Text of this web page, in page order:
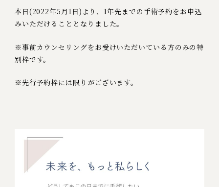
本日(2022年5月1日)より、1年先までの手術予約をお申込
みいただけることとなりました。
※事前カウンセリングをお受けいただいている方のみの特
別枠です。
※先行予約枠には限りがございます。